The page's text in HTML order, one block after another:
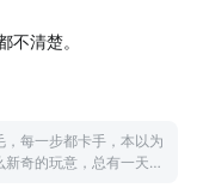
不清楚。
都是不好看的衣服。
庆、生日这些有点福
普姿的也不好看。搭
配这方面我觉得造景
每一步都卡手，本以为
奇的玩意，总有一天会